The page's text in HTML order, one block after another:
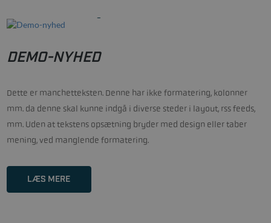
DEMO-NYHED
Dette er manchetteksten. Denne har ikke formatering, kolonner
mm. da denne skal kunne indgå i diverse steder i layout, rss feeds,
mm. Uden at tekstens opsætning bryder med design eller taber
mening, ved manglende formatering.
LÆS MERE